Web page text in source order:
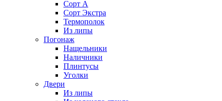
Сорт А
Сорт Экстра
Термополок
Из липы
Погонаж
Нащельники
Наличники
Плинтусы
Уголки
Двери
Из липы